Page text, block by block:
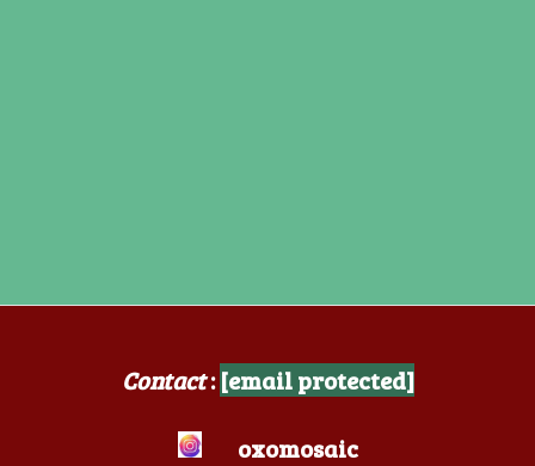
Contact:[email protected]
oxomosaic